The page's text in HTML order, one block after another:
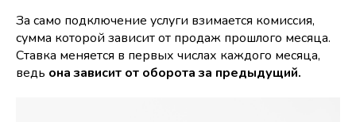
За само подключение услуги взимается комиссия,
сумма которой зависит от продаж прошлого месяца.
Ставка меняется в первых числах каждого месяца,
ведь она зависит от оборота за предыдущий.